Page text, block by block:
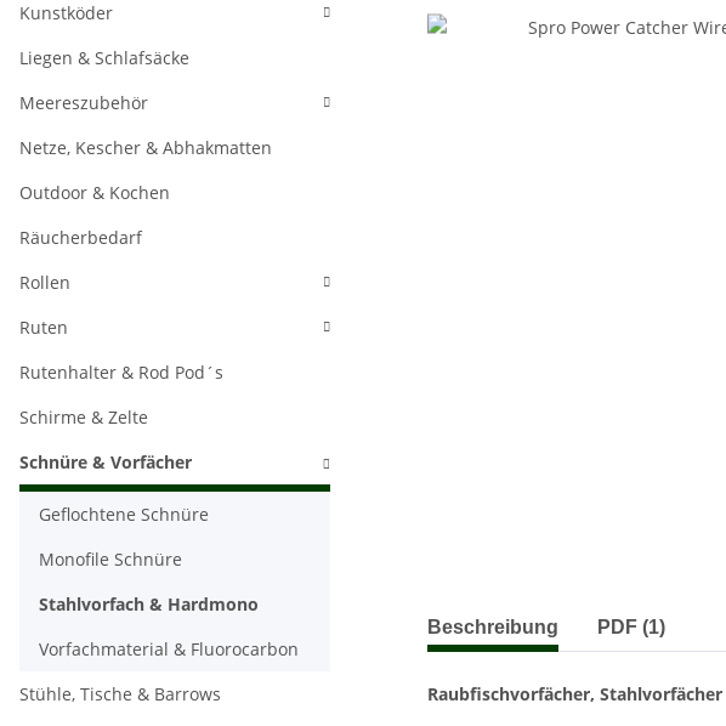
weitere Registerkarten anzeigen
Beschreibung PDF (1)
Raubfischvorfächer, Stahlvorfächer
Kunstköder
Liegen & Schlafsäcke
Meereszubehör
Netze, Kescher & Abhakmatten
Outdoor & Kochen
Räucherbedarf
Rollen
Ruten
Rutenhalter & Rod Pod´s
Schirme & Zelte
Schnüre & Vorfächer
Geflochtene Schnüre
Monofile Schnüre
Stahlvorfach & Hardmono
Vorfachmaterial & Fluorocarbon
Stühle, Tische & Barrows